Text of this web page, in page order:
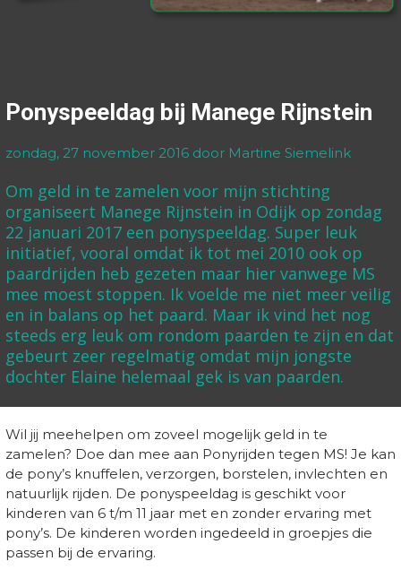
Ponyspeeldag bij Manege Rijnstein
zondag, 27 november 2016 door Martine Siemelink
Om geld in te zamelen voor mijn stichting
organiseert Manege Rijnstein in Odijk op zondag
22 januari 2017 een ponyspeeldag. Super leuk
initiatief, vooral omdat ik tot mei 2010 ook op
paardrijden heb gezeten maar hier vanwege MS
mee moest stoppen. Ik voelde me niet meer veilig
en in balans op het paard. Maar ik vind het nog
steeds erg leuk om rondom paarden te zijn en dat
gebeurt zeer regelmatig omdat mijn jongste
dochter Elaine helemaal gek is van paarden.
Wil jij meehelpen om zoveel mogelijk geld in te
zamelen? Doe dan mee aan Ponyrijden tegen MS! Je kan
de pony’s knuffelen, verzorgen, borstelen, invlechten en
natuurlijk rijden. De ponyspeeldag is geschikt voor
kinderen van 6 t/m 11 jaar met en zonder ervaring met
pony’s. De kinderen worden ingedeeld in groepjes die
passen bij de ervaring.